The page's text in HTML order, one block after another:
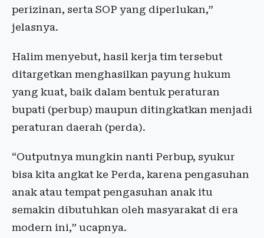
perizinan, serta SOP yang diperlukan,”
jelasnya.
Halim menyebut, hasil kerja tim tersebut
ditargetkan menghasilkan payung hukum
yang kuat, baik dalam bentuk peraturan
bupati (perbup) maupun ditingkatkan menjadi
peraturan daerah (perda).
“Outputnya mungkin nanti Perbup, syukur
bisa kita angkat ke Perda, karena pengasuhan
anak atau tempat pengasuhan anak itu
semakin dibutuhkan oleh masyarakat di era
modern ini,” ucapnya.